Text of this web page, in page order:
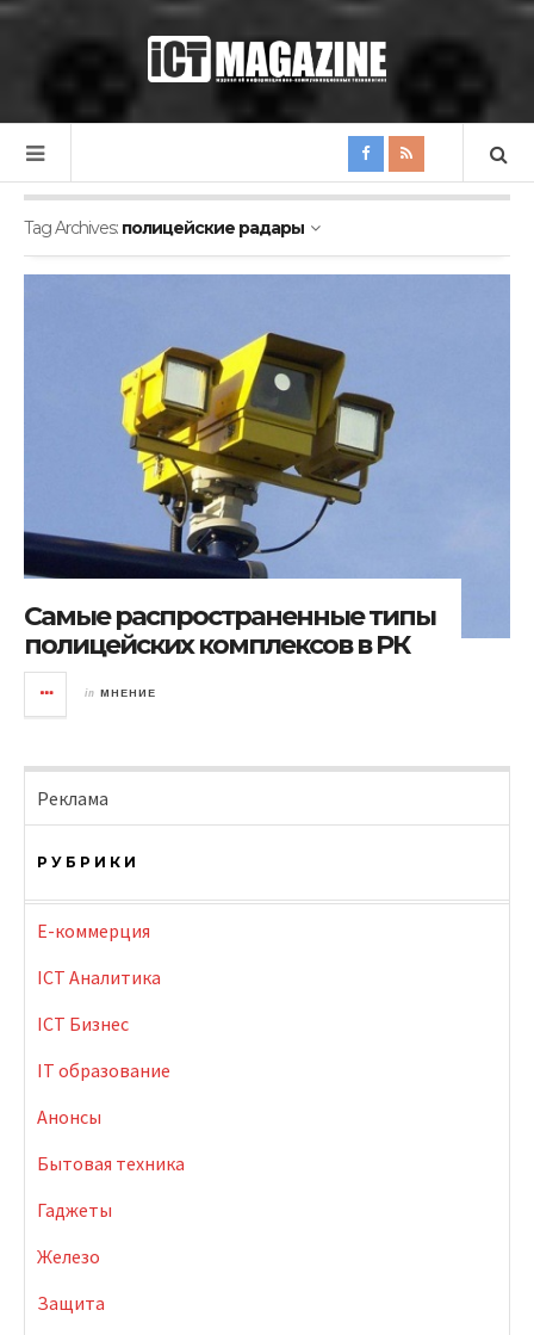
Tag Archives: полицейские радары
Самые распространенные типы
полицейских комплексов в РК
in МНЕНИЕ
Реклама
РУБРИКИ
E-коммерция
ICT Аналитика
ICT Бизнес
IT образование
Анонсы
Бытовая техника
Гаджеты
Железо
Защита